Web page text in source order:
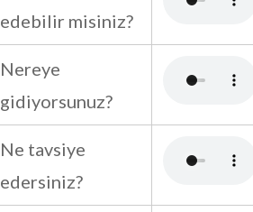
edebilir misiniz?
Nereye
gidiyorsunuz?
Ne tavsiye
edersiniz?